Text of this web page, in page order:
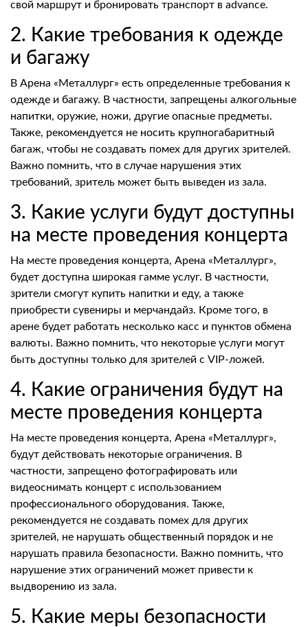
свой маршрут и бронировать транспорт в advance.
2. Какие требования к одежде
и багажу
В Арена «Металлург» есть определенные требования к
одежде и багажу. В частности, запрещены алкогольные
напитки, оружие, ножи, другие опасные предметы.
Также, рекомендуется не носить крупногабаритный
багаж, чтобы не создавать помех для других зрителей.
Важно помнить, что в случае нарушения этих
требований, зритель может быть выведен из зала.
3. Какие услуги будут доступны
на месте проведения концерта
На месте проведения концерта, Арена «Металлург»,
будет доступна широкая гамме услуг. В частности,
зрители смогут купить напитки и еду, а также
приобрести сувениры и мерчандайз. Кроме того, в
арене будет работать несколько касс и пунктов обмена
валюты. Важно помнить, что некоторые услуги могут
быть доступны только для зрителей с VIP-ложей.
4. Какие ограничения будут на
месте проведения концерта
На месте проведения концерта, Арена «Металлург»,
будут действовать некоторые ограничения. В
частности, запрещено фотографировать или
видеоснимать концерт с использованием
профессионального оборудования. Также,
рекомендуется не создавать помех для других
зрителей, не нарушать общественный порядок и не
нарушать правила безопасности. Важно помнить, что
нарушение этих ограничений может привести к
выдворению из зала.
5. Какие меры безопасности